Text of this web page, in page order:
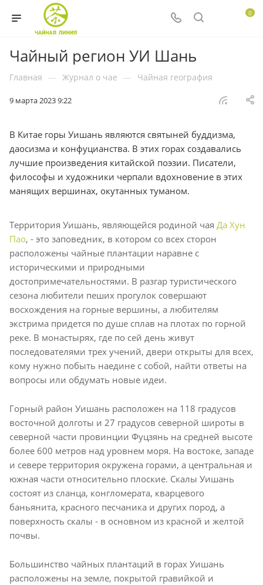
0
Чайный регион УИ Шань
Главная — Журнал о чае — Чайная география
9 марта 2023 9:22
В Китае горы Уишань являются святыней буддизма,
даосизма и конфуцианства. В этих горах создавались
лучшие произведения китайской поэзии. Писатели,
философы и художники черпали вдохновение в этих
манящих вершинах, окутанных туманом.
Территория Уишань, являющейся родиной чая Да Хун
Пао, - это заповедник, в котором со всех сторон
расположены чайные плантации наравне с
историческими и природными
достопримечательностями. В разгар туристического
сезона любители пеших прогулок совершают
восхождения на горные вершины, а любителям
экстрима придется по душе сплав на плотах по горной
реке. В монастырях, где по сей день живут
последователями трех учений, двери открыты для всех,
кому нужно побыть наедине с собой, найти ответы на
вопросы или обдумать новые идеи.
Горный район Уишань расположен на 118 градусов
восточной долготы и 27 градусов северной широты в
северной части провинции Фуцзянь на средней высоте
более 600 метров над уровнем моря. На востоке, западе
и севере территория окружена горами, а центральная и
южная части относительно плоские. Скалы Уишань
состоят из сланца, конгломерата, кварцевого
баньянита, красного песчаника и других пород, а
поверхность скалы - в основном из красной и желтой
почвы.
Большинство чайных плантаций в горах Уишань
расположены на земле, покрытой гравийкой и